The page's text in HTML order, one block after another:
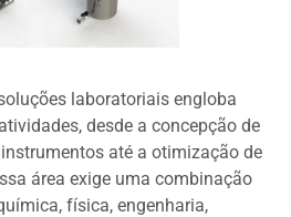
laboratoriais engloba
desde a concepção de
até a otimização de
área exige uma combinação
física, engenharia,